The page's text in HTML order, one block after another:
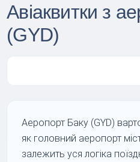
Авіаквитки з
(GYD)
Аеропорт Баку (GYD)
як головний аеропорт
залежить уся логіка